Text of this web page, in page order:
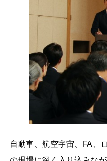
自動車、航空宇宙、FA、